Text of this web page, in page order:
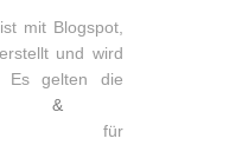
mit Blogspot,
und wird
Es gelten die
&
für